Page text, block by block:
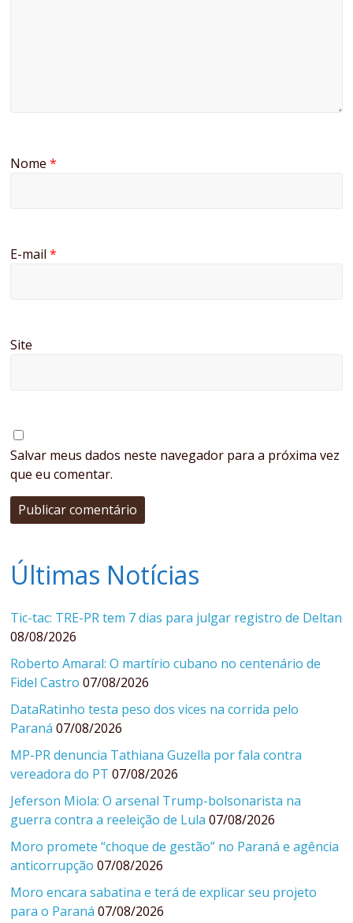
Nome*
E-mail*
Site
Salvar meus dados neste navegador para a próxima vez
que eu comentar.
Últimas Notícias
Tic-tac: TRE-PR tem 7 dias para julgar registro de Deltan
08/08/2026
Roberto Amaral: O martírio cubano no centenário de
Fidel Castro 07/08/2026
DataRatinho testa peso dos vices na corrida pelo
Paraná 07/08/2026
MP-PR denuncia Tathiana Guzella por fala contra
vereadora do PT 07/08/2026
Jeferson Miola: O arsenal Trump-bolsonarista na
guerra contra a reeleição de Lula 07/08/2026
Moro promete “choque de gestão” no Paraná e agência
anticorrupção 07/08/2026
Moro encara sabatina e terá de explicar seu projeto
para o Paraná 07/08/2026